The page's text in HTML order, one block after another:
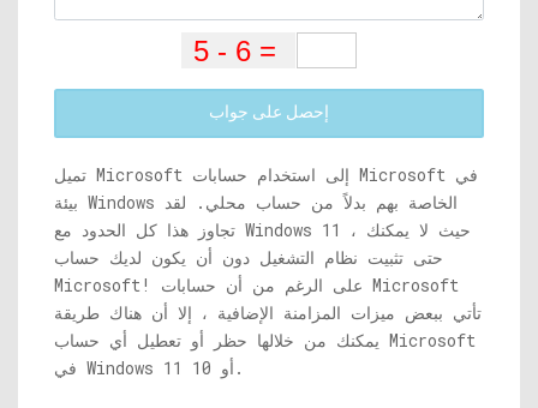
إحصل على جواب
تميل Microsoft إلى استخدام حسابات Microsoft في
بيئة Windows الخاصة بهم بدلاً من حساب محلي. لقد
تجاوز هذا كل الحدود مع Windows 11 ، حيث لا يمكنك
حتى تثبيت نظام التشغيل دون أن يكون لديك حساب
Microsoft! على الرغم من أن حسابات Microsoft
تأتي ببعض ميزات المزامنة الإضافية ، إلا أن هناك طريقة
يمكنك من خلالها حظر أو تعطيل أي حساب Microsoft
في Windows 11 أو 10.